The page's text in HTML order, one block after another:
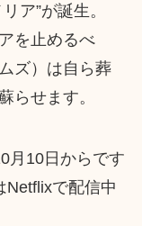
ア”が誕生。
を止めるべ
ズ）は自ら葬
らせます。
月10日からです
Netflixで配信中